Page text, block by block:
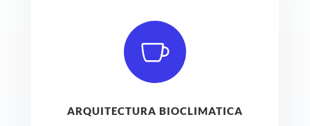

ARQUITECTURA BIOCLIMATICA